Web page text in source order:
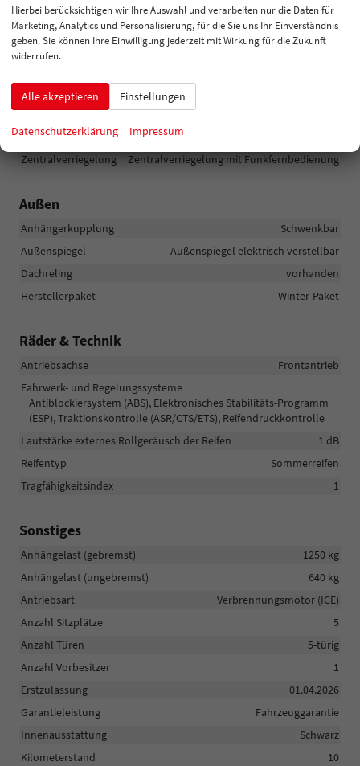
Innenspiegel automatisch abblendend
vorhanden
Lenkung
Servolenkung
Lichttechnik
Tagfahrlicht, Voll-LED Scheinwerfer
Pannenhilfe
Start/Stop-Automatik
Zentralverriegelung
Zentralverriegelung mit Funkfernbedienung
Außen
Anhängerkupplung
Schwenkbar
Außenspiegel
Außenspiegel elektrisch verstellbar
Dachreling
vorhanden
Herstellerpaket
Winter-Paket
Räder & Technik
Antriebsachse
Frontantrieb
Fahrwerk- und Regelungssysteme
Antiblockiersystem (ABS), Elektronisches Stabilitäts-Programm
(ESP), Traktionskontrolle (ASR/CTS/ETS), Reifendruckkontrolle
Lautstärke externes Rollgeräusch der Reifen
1 dB
Reifentyp
Sommerreifen
Tragfähigkeitsindex
1
Sonstiges
Anhängelast (gebremst)
1250 kg
Anhängelast (ungebremst)
640 kg
Antriebsart
Verbrennungsmotor (ICE)
Anzahl Sitzplätze
5
Anzahl Türen
5-türig
Anzahl Vorbesitzer
1
Erstzulassung
01.04.2026
Garantieleistung
Fahrzeuggarantie
Innenausstattung
Schwarz
Kilometerstand
10
Hierbei berücksichtigen wir Ihre Auswahl und verarbeiten nur die Daten für
Marketing, Analytics und Personalisierung, für die Sie uns Ihr Einverständnis
geben. Sie können Ihre Einwilligung jederzeit mit Wirkung für die Zukunft
widerrufen.
Alle akzeptieren Einstellungen
Datenschutzerklärung Impressum